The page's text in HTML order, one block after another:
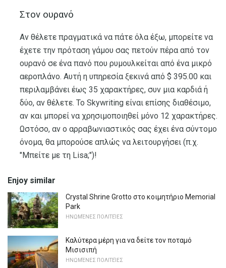
Στον ουρανό
Αν θέλετε πραγματικά να πάτε όλα έξω, μπορείτε να
έχετε την πρόταση γάμου σας πετούν πέρα ​​από τον
ουρανό σε ένα πανό που ρυμουλκείται από ένα μικρό
αεροπλάνο. Αυτή η υπηρεσία ξεκινά από $ 395.00 και
περιλαμβάνει έως 35 χαρακτήρες, συν μια καρδιά ή
δύο, αν θέλετε. Το Skywriting είναι επίσης διαθέσιμο,
αν και μπορεί να χρησιμοποιηθεί μόνο 12 χαρακτήρες.
Ωστόσο, αν ο αρραβωνιαστικός σας έχει ένα σύντομο
όνομα, θα μπορούσε απλώς να λειτουργήσει (π.χ.
"Μπείτε με τη Lisa;")!
Enjoy similar
Crystal Shrine Grotto στο κοιμητήριο Memorial
Park
ΗΝΩΜΈΝΕΣ ΠΟΛΙΤΕΊΕΣ
Καλύτερα μέρη για να δείτε τον ποταμό
Μισισιπή
ΗΝΩΜΈΝΕΣ ΠΟΛΙΤΕΊΕΣ